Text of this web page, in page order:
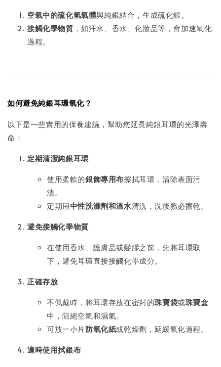
空氣中的硫化氫氣體與純銀結合，生成硫化銀。
接觸化學物質 ，如汗水、香水、化妝品等，會加速氧化
過程。
如何避免純銀耳環氧化？
以下是一些實用的保養建議，幫助您延長純銀耳環的光澤壽
命：
定期清潔純銀耳環
使用柔軟的銀飾專用布擦拭耳環，清除表面污
漬。
定期用中性洗滌劑和溫水清洗，洗後務必擦乾。
避免接觸化學物質
在使用香水、護膚品或髮膠之前，先將耳環取
下，避免耳環直接接觸化學成分。
正確存放
不佩戴時，將耳環存放在密封的珠寶袋或珠寶盒
中，阻絕空氣和濕氣。
可放一小片防氧化紙或乾燥劑，延緩氧化過程。
適時使用拭銀布